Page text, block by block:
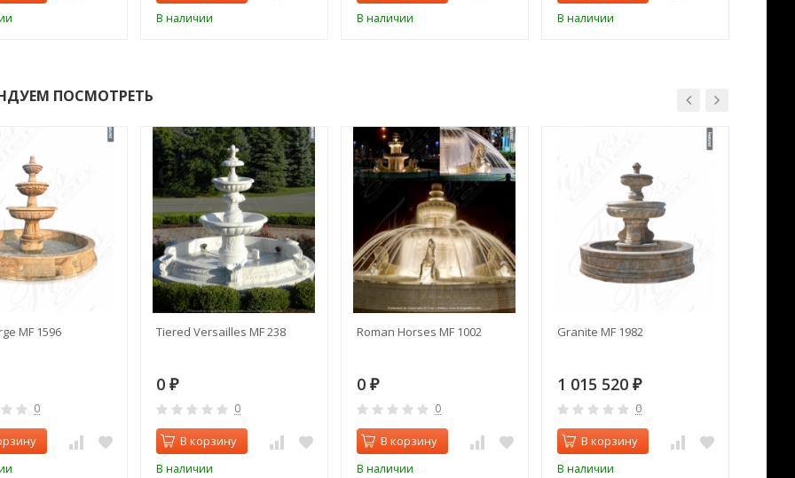
В наличии В наличии В наличии
ПОСМОТРЕТЬ
MF 1596
0
Tiered Versailles MF 238
0 ₽
0
В корзину
В наличии
Roman Horses MF 1002
0 ₽
0
В корзину
В наличии
Granite MF 1982
1 015 520 ₽
0
В корзину
В наличии